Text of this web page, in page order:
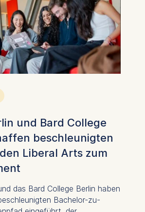
Position als führender Standort
wissenschaftlicher
wirksame Gesundheitslösungen
und Bard College
beschleunigten
Liberal Arts zum
das Bard College Berlin haben
Bachelor-zu-